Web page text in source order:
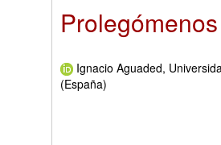
Prolegómenos
Ignacio Aguaded,
(España)